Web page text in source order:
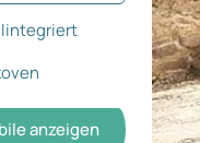
anzeigen